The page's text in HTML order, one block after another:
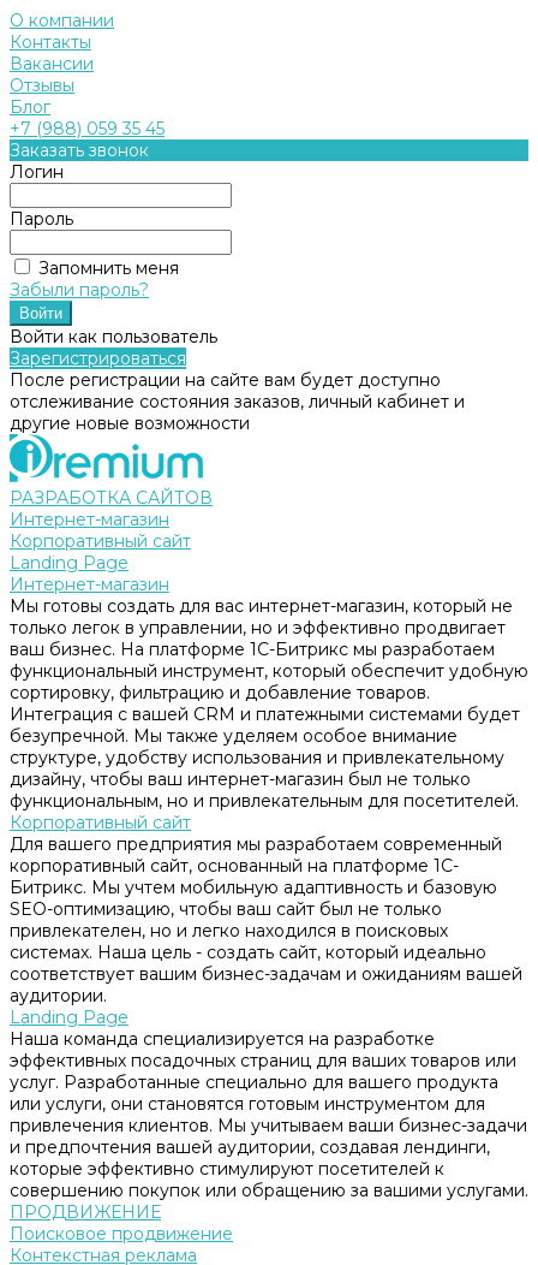
О компании
Контакты
Вакансии
Отзывы
Блог
+7 (988) 059 35 45
Заказать звонок
Логин
Пароль
Запомнить меня
Забыли пароль?
Войти как пользователь
Зарегистрироваться
После регистрации на сайте вам будет доступно
отслеживание состояния заказов, личный кабинет и
другие новые возможности
РАЗРАБОТКА САЙТОВ
Интернет-магазин
Корпоративный сайт
Landing Page
Интернет-магазин
Мы готовы создать для вас интернет-магазин, который не
только легок в управлении, но и эффективно продвигает
ваш бизнес. На платформе 1С-Битрикс мы разработаем
функциональный инструмент, который обеспечит удобную
сортировку, фильтрацию и добавление товаров.
Интеграция с вашей CRM и платежными системами будет
безупречной. Мы также уделяем особое внимание
структуре, удобству использования и привлекательному
дизайну, чтобы ваш интернет-магазин был не только
функциональным, но и привлекательным для посетителей.
Корпоративный сайт
Для вашего предприятия мы разработаем современный
корпоративный сайт, основанный на платформе 1С-
Битрикс. Мы учтем мобильную адаптивность и базовую
SEO-оптимизацию, чтобы ваш сайт был не только
привлекателен, но и легко находился в поисковых
системах. Наша цель - создать сайт, который идеально
соответствует вашим бизнес-задачам и ожиданиям вашей
аудитории.
Landing Page
Наша команда специализируется на разработке
эффективных посадочных страниц для ваших товаров или
услуг. Разработанные специально для вашего продукта
или услуги, они становятся готовым инструментом для
привлечения клиентов. Мы учитываем ваши бизнес-задачи
и предпочтения вашей аудитории, создавая лендинги,
которые эффективно стимулируют посетителей к
совершению покупок или обращению за вашими услугами.
ПРОДВИЖЕНИЕ
Поисковое продвижение
Контекстная реклама